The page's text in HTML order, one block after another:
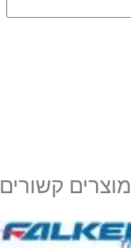
מוצרים קשורים